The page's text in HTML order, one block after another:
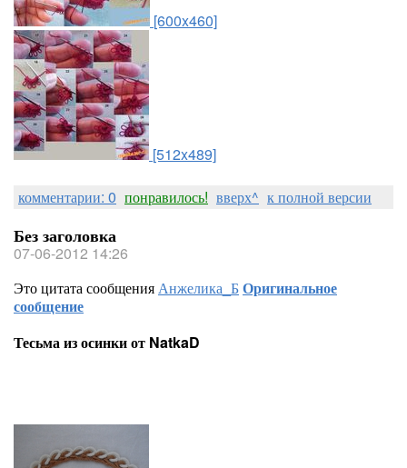
[600x460]
[512x489]
комментарии: 0 понравилось! вверх^ к полной версии
Без заголовка
07-06-2012 14:26
Это цитата сообщенияАнжелика_БОригинальное
сообщение
Тесьма из осинки от NatkaD